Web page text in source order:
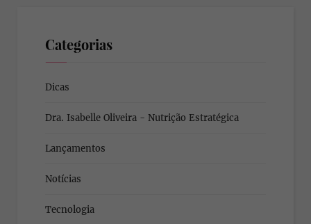
Categorias
Dicas
Dra. Isabelle Oliveira - Nutrição Estratégica
Lançamentos
Notícias
Tecnologia